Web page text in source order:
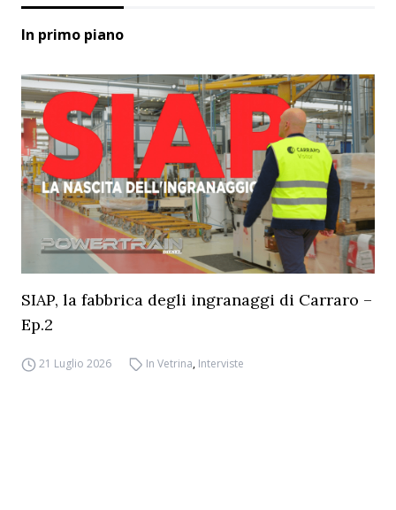
In primo piano
SIAP, la fabbrica degli ingranaggi di Carraro –
Ep.2
21 Luglio 2026 In Vetrina, Interviste